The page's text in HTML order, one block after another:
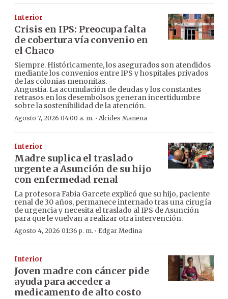
Interior
Crisis en IPS: Preocupa falta
de cobertura vía convenio en
el Chaco
Siempre. Históricamente, los asegurados son atendidos
mediante los convenios entre IPS y hospitales privados
de las colonias menonitas.
Angustia. La acumulación de deudas y los constantes
retrasos en los desembolsos generan incertidumbre
sobre la sostenibilidad de la atención.
Agosto 7, 2026 04:00 a. m. · Alcides Manena
Interior
Madre suplica el traslado
urgente a Asunción de su hijo
con enfermedad renal
La profesora Fabia Garcete explicó que su hijo, paciente
renal de 30 años, permanece internado tras una cirugía
de urgencia y necesita el traslado al IPS de Asunción
para que le vuelvan a realizar otra intervención.
Agosto 4, 2026 01:36 p. m. · Edgar Medina
Interior
Joven madre con cáncer pide
ayuda para acceder a
medicamento de alto costo